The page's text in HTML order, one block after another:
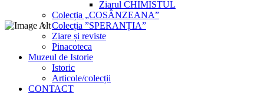
Ziarul CHIMISTUL
Colecția „COSÂNZEANA”
Colecția ”SPERANȚIA”
Ziare și reviste
Pinacoteca
Muzeul de Istorie
Istoric
Articole/colecții
CONTACT